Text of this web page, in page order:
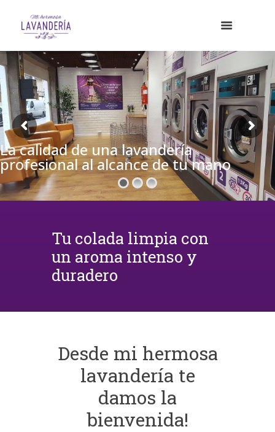
La calidad de una lavandería
profesional al alcance de tu mano
Tu colada limpia con
un aroma intenso y
duradero
Desde mi hermosa
lavandería te
damos la
bienvenida!